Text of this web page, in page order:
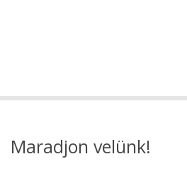
Maradjon velünk!